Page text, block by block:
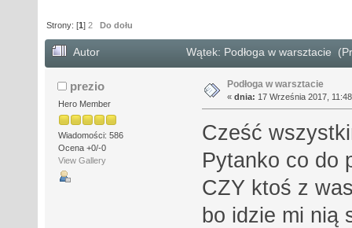
Strony: [1]2 Do dołu
Autor Wątek: Podłoga w warsztacie
prezio
Hero Member
Wiadomości: 586
Ocena +0/-0
View Gallery
Podłoga w warsztacie
« dnia: 17 Września 2017,
Cześć
Pytanko co do
CZY ktoś z
bo idzie mi nią